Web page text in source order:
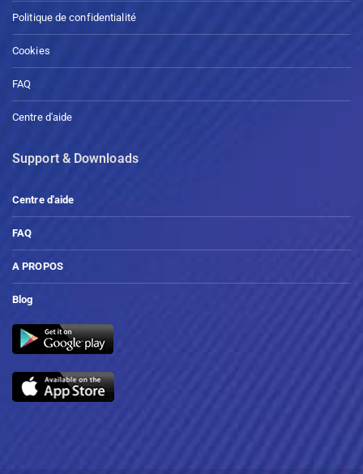
Politique de confidentialité
Cookies
FAQ
Centre d'aide
Support & Downloads
Centre d'aide
FAQ
A PROPOS
Blog